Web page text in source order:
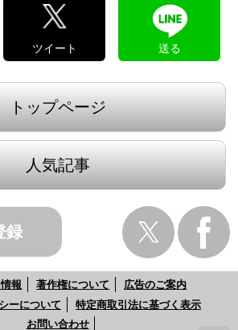
ツイート 送る
トップページ
人気記事
録
報 著作権について
広告のご案内
ーについて
特定商取引法に基づく表示
お問い合わせ